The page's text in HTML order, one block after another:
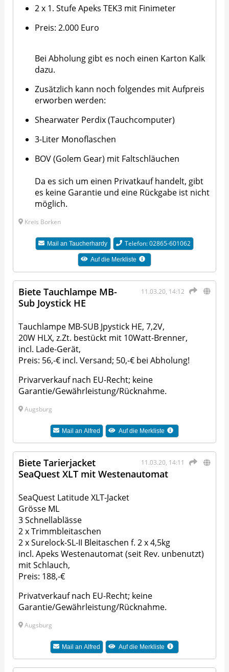
2 x 1. Stufe Apeks TEK3 mit Finimeter
Preis: 2.000 Euro
Bei Abholung gibt es noch einen Karton Kalk
dazu.
Zusätzlich kann noch folgendes mit Aufpreis
erworben werden:
Shearwater Perdix (Tauchcomputer)
3-Liter Monoflaschen
BOV (Golem Gear) mit Faltschläuchen
Da es sich um einen Privatkauf handelt, gibt
es keine Garantie und eine Rückgabe ist nicht
möglich.
Kreis Borken
Mail anTaucherhardy Telefon: 02865-601062
Auf die Merkliste
11.03.20, 14:12
Biete Tauchlampe MB-
Sub Joystick HE
Tauchlampe MB-SUB Jpystick HE, 7,2V,
20W HLX, z.Zt. bestückt mit 10Watt-Brenner,
incl. Lade-Gerät,
Preis: 56,-€ incl. Versand; 50,-€ bei Abholung!
Privarverkauf nach EU-Recht; keine
Garantie/Gewährleistung/Rücknahme.
Augsburg
Mail anAlfred Auf die Merkliste
11.03.20, 14:11
Biete Tarierjacket
SeaQuest XLT mit Westenautomat
SeaQuest Latitude XLT-Jacket
Grösse ML
3 Schnellablässe
2 x Trimmbleitaschen
2 x Surelock-SL-II Bleitaschen f. 2 x 4,5kg
incl. Apeks Westenautomat (seit Rev. unbenutzt)
mit Schlauch,
Preis: 188,-€
Privatverkauf nach EU-Recht; keine
Garantie/Gewährleistung/Rücknahme.
Augsburg
Mail anAlfred Auf die Merkliste